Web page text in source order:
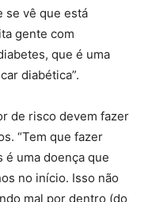
se vê que está
gente com
que é uma
diabética”.
de risco devem fazer
“Tem que fazer
é uma doença que
no início. Isso não
mal por dentro (do